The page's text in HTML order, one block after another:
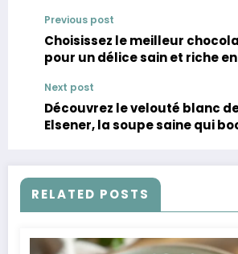
Previous post
Choisissez le meilleur
pour un délice sain et riche
Next post
Découvrez le velouté blanc
Elsener, la soupe saine qui
RELATED POSTS